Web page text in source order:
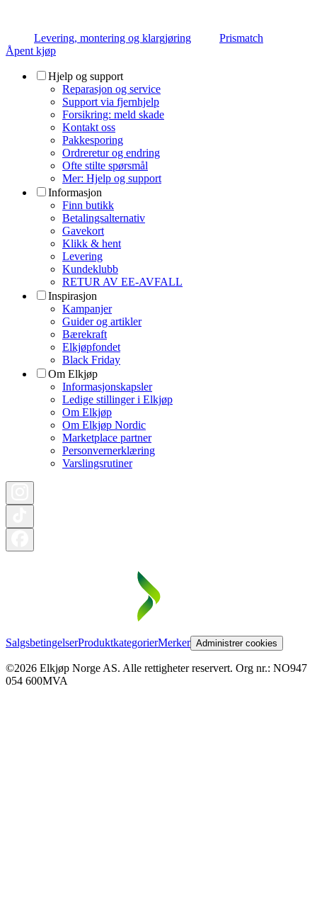
Levering, montering og klargjøring
Prismatch
Åpent kjøp
Hjelp og support
Reparasjon og service
Support via fjernhjelp
Forsikring: meld skade
Kontakt oss
Pakkesporing
Ordreretur og endring
Ofte stilte spørsmål
Mer: Hjelp og support
Informasjon
Finn butikk
Betalingsalternativ
Gavekort
Klikk & hent
Levering
Kundeklubb
RETUR AV EE-AVFALL
Inspirasjon
Kampanjer
Guider og artikler
Bærekraft
Elkjøpfondet
Black Friday
Om Elkjøp
Informasjonskapsler
Ledige stillinger i Elkjøp
Om Elkjøp
Om Elkjøp Nordic
Marketplace partner
Personvernerklæring
Varslingsrutiner
SalgsbetingelserProduktkategorierMerker Administrer cookies
©2026 Elkjøp Norge AS. Alle rettigheter reservert. Org nr.: NO947
054 600MVA